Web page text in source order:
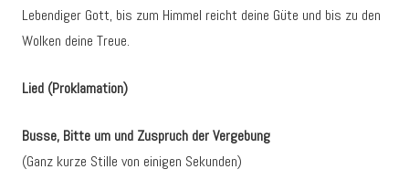
Lebendiger Gott, bis zum Himmel reicht deine Güte und bis zu den
Wolken deine Treue.
Lied (Proklamation)
Busse, Bitte um und Zuspruch der Vergebung
(Ganz kurze Stille von einigen Sekunden)